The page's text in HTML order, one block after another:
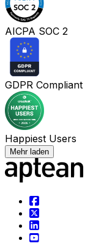
AICPA SOC 2
GDPR Compliant
Happiest Users
Mehr laden